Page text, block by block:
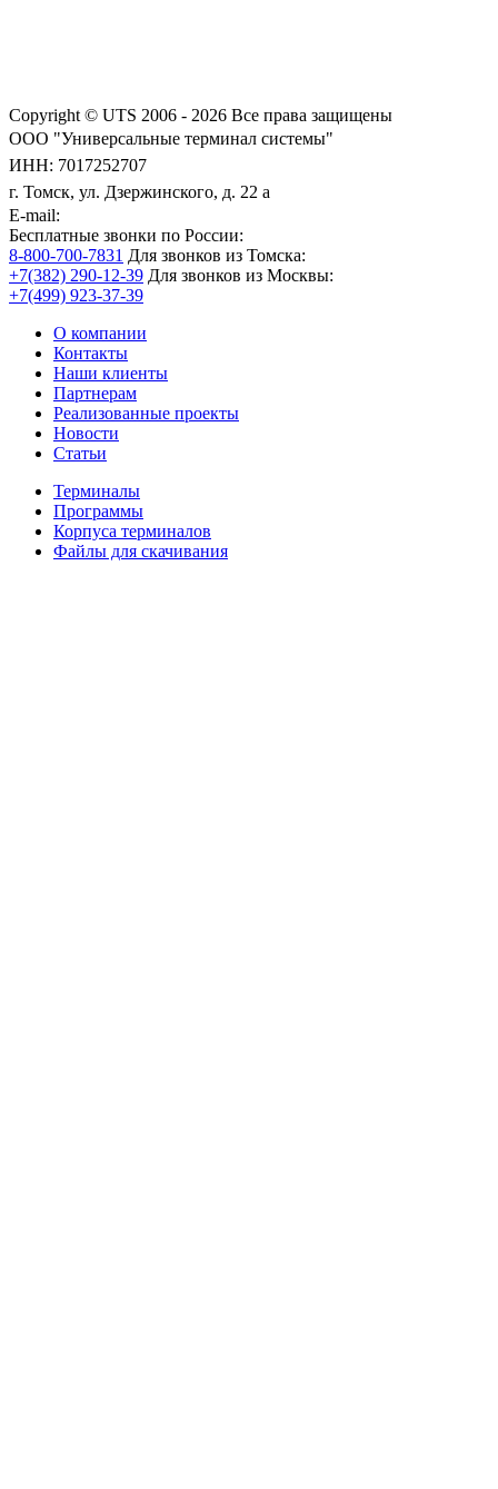
Copyright © UTS 2006 - 2026 Все права защищены
ООО "Универсальные терминал системы"
ИНН: 7017252707
г. Томск, ул. Дзержинского, д. 22 а
E-mail:
Бесплатные звонки по России:
8-800-700-7831 Для звонков из Томска:
+7(382) 290-12-39 Для звонков из Москвы:
+7(499) 923-37-39
О компании
Контакты
Наши клиенты
Партнерам
Реализованные проекты
Новости
Статьи
Терминалы
Программы
Корпуса терминалов
Файлы для скачивания